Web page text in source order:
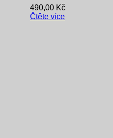
490,00 Kč
Čtěte více